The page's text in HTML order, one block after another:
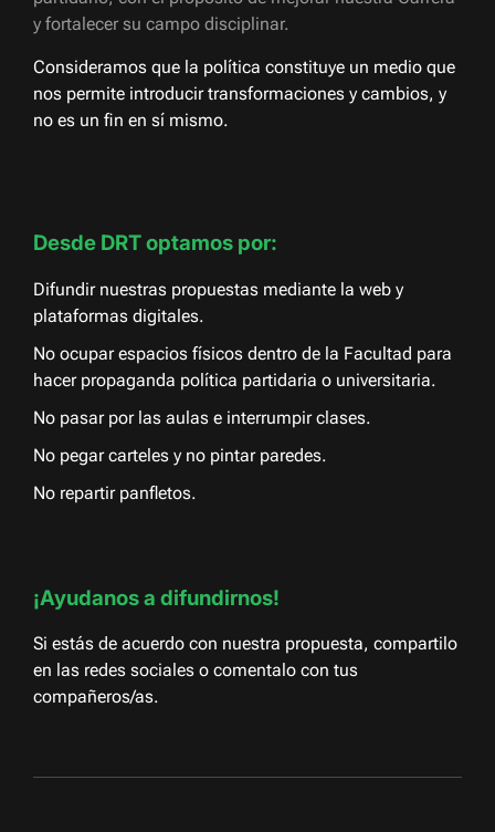
y fortalecer su campo disciplinar.
Consideramos que la política constituye un medio que
nos permite introducir transformaciones y cambios, y
no es un fin en sí mismo.
Desde DRT optamos por:
Difundir nuestras propuestas mediante la web y
plataformas digitales.
No ocupar espacios físicos dentro de la Facultad para
hacer propaganda política partidaria o universitaria.
No pasar por las aulas e interrumpir clases.
No pegar carteles y no pintar paredes.
No repartir panfletos.
¡Ayudanos a difundirnos!
Si estás de acuerdo con nuestra propuesta, compartilo
en las redes sociales o comentalo con tus
compañeros/as.